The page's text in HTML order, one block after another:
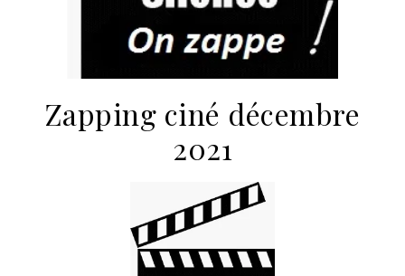
Zapping ciné décembre
2021